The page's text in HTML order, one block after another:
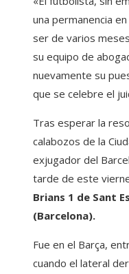
una permanencia
ser de varios
su equipo de
nuevamente su
que se celebre el
Tras esperar la
calabozos de la
exjugador del
tarde de este
Brians 1 de Sant
(Barcelona).
Fue en el Barça,
cuando el lateral